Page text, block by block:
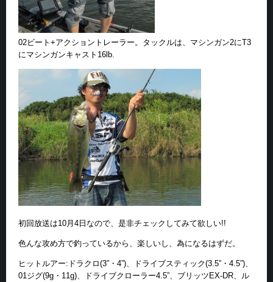
02ビート+アクショントレーラー。タックルは、マシンガン2にT3
にマシンガンキャスト16lb.
初回放送は10月4日なので、是非チェックしてみて欲しい!!
色んな攻め方で釣っているから、楽しいし、為になるはずだ。
ヒットルアー:ドラクロ(3”・4”)、ドライブスティック(3.5”・4.5”)、
01ジグ(9g・11g)、ドライブクローラー4.5”、ブリッツEX-DR、ル